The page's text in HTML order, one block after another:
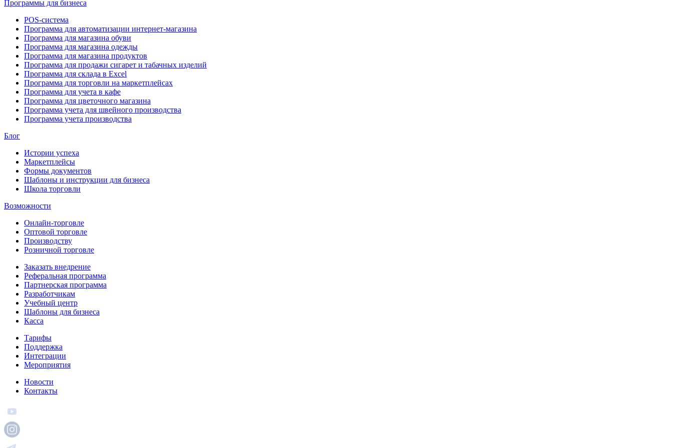
Программы для бизнеса
POS-система
Программа для автоматизации интернет-магазина
Программа для магазина обуви
Программа для магазина одежды
Программа для магазина продуктов
Программа для продажи сигарет и табачных изделий
Программа для склада в Excel
Программа для торговли на маркетплейсах
Программа для учета в кафе
Программа для цветочного магазина
Программа учета для швейного производства
Программа учета производства
Блог
Истории успеха
Маркетплейсы
Формы документов
Шаблоны и инструкции для бизнеса
Школа торговли
Возможности
Онлайн-торговле
Оптовой торговле
Производству
Розничной торговле
Заказать внедрение
Реферальная программа
Партнерская программа
Разработчикам
Учебный центр
Шаблоны для бизнеса
Касса
Тарифы
Поддержка
Интеграции
Мероприятия
Новости
Контакты